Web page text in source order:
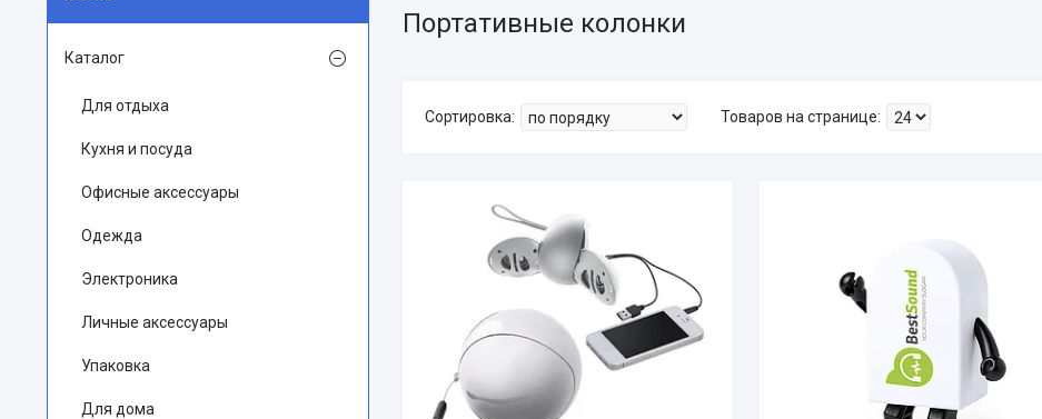
Портативные колонки
Каталог
Для отдыха
Кухня и посуда
Офисные аксессуары
Одежда
Электроника
Личные аксессуары
Упаковка
Для дома